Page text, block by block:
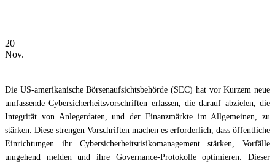
20
Nov.
Die US-amerikanische Börsenaufsichtsbehörde (SEC) hat vor Kurzem neue
umfassende Cybersicherheitsvorschriften erlassen, die darauf abzielen, die
Integrität von Anlegerdaten, und der Finanzmärkte im Allgemeinen, zu
stärken. Diese strengen Vorschriften machen es erforderlich, dass öffentliche
Einrichtungen ihr Cybersicherheitsrisikomanagement stärken, Vorfälle
umgehend melden und ihre Governance-Protokolle optimieren. Dieser